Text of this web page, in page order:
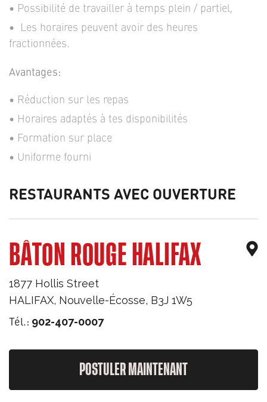
Possibilité de travailler à temps plein / partiel,
Les horaires peuvent avoir des heures
fractionnées.
Avantages:
Réduction sur les repas
Horaires adaptés à tes disponibilités
Formation sur place
Uniforme fourni
RESTAURANTS AVEC OUVERTURE
BÂTON ROUGE HALIFAX
1877 Hollis Street
HALIFAX, Nouvelle-Écosse, B3J 1W5
Tél.: 902-407-0007
POSTULER MAINTENANT